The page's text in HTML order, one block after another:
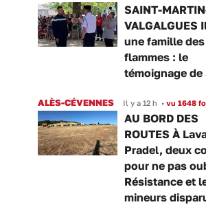
SAINT-
VALGALGUES
une famille des
flammes : le
témoignage de
ALÈS-CÉVENNES Il y a 12 h • vu 1648
AU BORD DES
ROUTES À
Pradel, deux
pour ne pas
Résistance et
mineurs